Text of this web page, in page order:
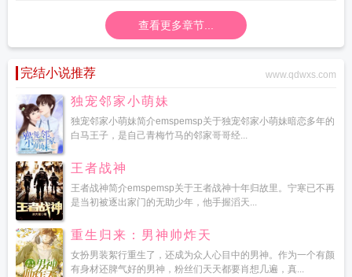
查看更多章节...
完结小说推荐 www.qdwxs.com
独宠邻家小萌妹
独宠邻家小萌妹简介emspemsp关于独宠邻家小萌妹暗恋多年的
白马王子，是自己青梅竹马的邻家哥哥经...
王者战神
王者战神简介emspemsp关于王者战神十年归故里。宁寒已不再
是当初被逐出家门的无助少年，他手握滔天...
重生归来：男神帅炸天
女扮男装絮行重生了，还成为众人心目中的男神。作为一个有颜
有身材还脾气好的男神，粉丝们天天都要肖想几遍，真...